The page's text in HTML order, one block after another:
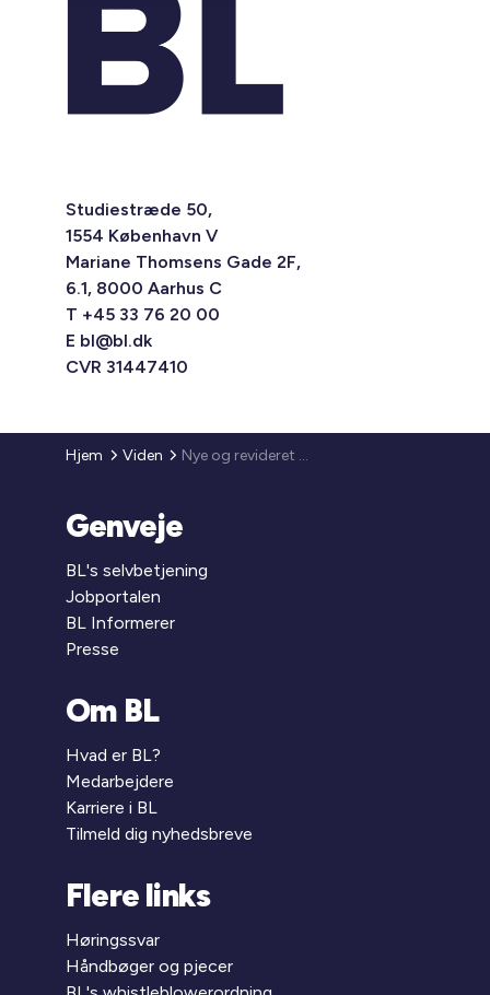
Studiestræde 50,
1554 København V
Mariane Thomsens Gade 2F,
6.1, 8000 Aarhus C
T +45 33 76 20 00
E bl@bl.dk
CVR 31447410
Hjem Viden Nye og revideret vejledninger til Bygningsreglementet 2018
Genveje
BL's selvbetjening
Jobportalen
BL Informerer
Presse
Om BL
Hvad er BL?
Medarbejdere
Karriere i BL
Tilmeld dig nyhedsbreve
Flere links
Høringssvar
Håndbøger og pjecer